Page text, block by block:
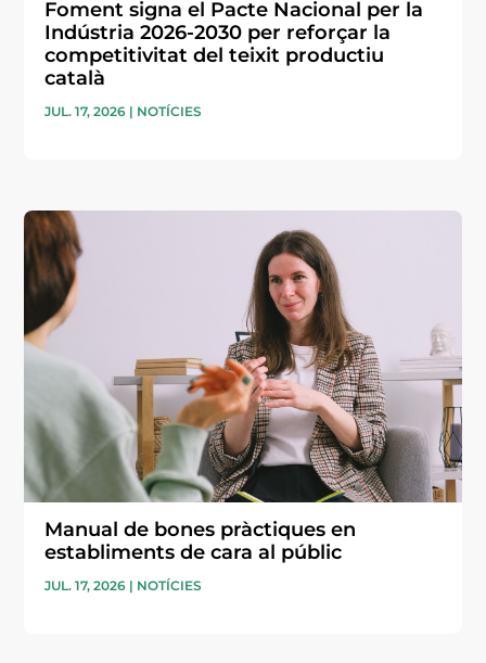
Foment signa el Pacte Nacional per la
Indústria 2026-2030 per reforçar la
competitivitat del teixit productiu
català
JUL. 17, 2026 | NOTÍCIES
Manual de bones pràctiques en
establiments de cara al públic
JUL. 17, 2026 | NOTÍCIES